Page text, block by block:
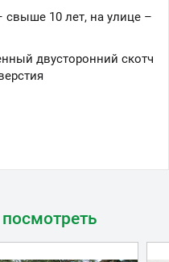
10 лет, на улице –
двусторонний скотч